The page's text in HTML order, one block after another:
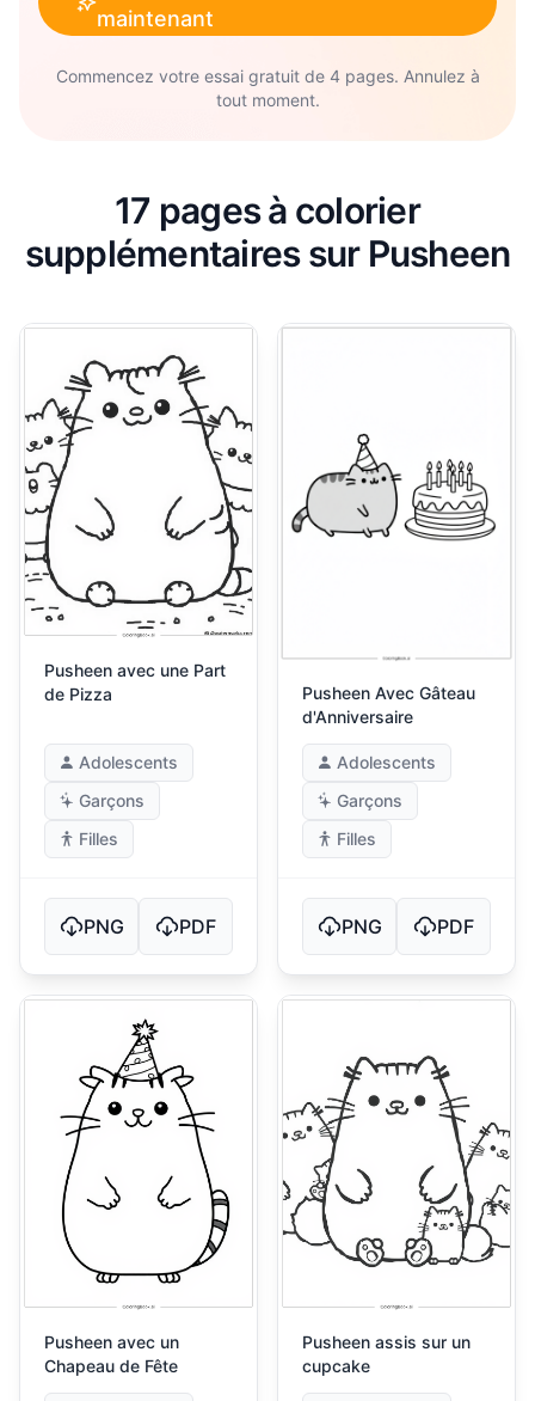
maintenant
Commencez votre essai gratuit de 4 pages. Annulez à
tout moment.
17 pages à colorier
supplémentaires sur Pusheen
Pusheen avec une Part
de Pizza
Adolescents
Garçons
Filles
PNG PDF
Pusheen Avec Gâteau
d'Anniversaire
Adolescents
Garçons
Filles
PNG PDF
Pusheen avec un
Chapeau de Fête
Pusheen assis sur un
cupcake